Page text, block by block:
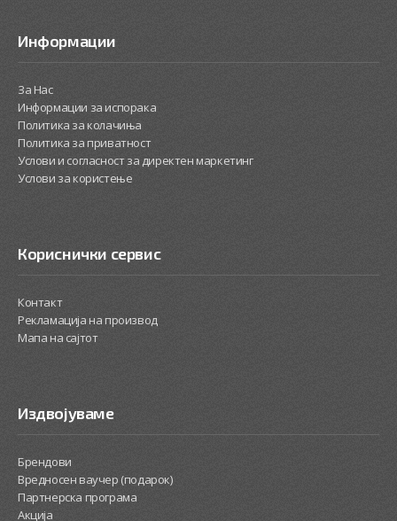
Информации
За Нас
Информации за испорака
Политика за колачиња
Политика за приватност
Услови и согласност за директен маркетинг
Услови за користење
Кориснички сервис
Контакт
Рекламација на производ
Мапа на сајтот
Издвојуваме
Брендови
Вредносен ваучер (подарок)
Партнерска програма
Акција